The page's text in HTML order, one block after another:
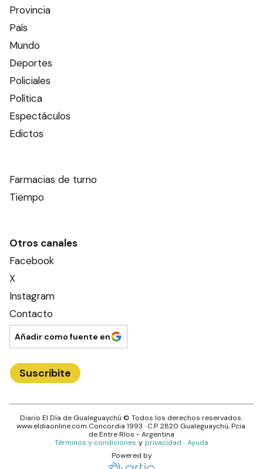
Provincia
País
Mundo
Deportes
Policiales
Política
Espectáculos
Edictos
Farmacias de turno
Tiempo
Otros canales
Facebook
X
Instagram
Contacto
Añadir como fuente en
Suscribite
Diario El Día de Gualeguaychú © Todos los derechos reservados.·
www.eldiaonline.com Concordia 1993 · C.P.2820 Gualeguaychú, Pcia.
deEntre Ríos - Argentina
Términos y condiciones y privacidad · Ayuda
Powered by